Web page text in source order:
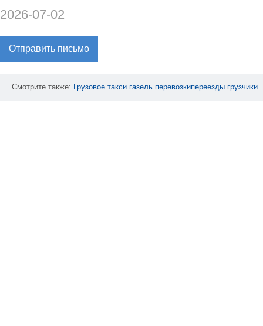
2026-07-02
Отправить письмо
Смотрите также: Грузовое такси газель перевозкипереезды грузчики